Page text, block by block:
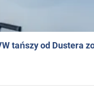
tańszy od Dustera